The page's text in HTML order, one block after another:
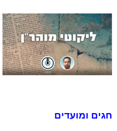
חגים ומועדים